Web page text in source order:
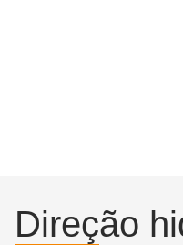
Direção